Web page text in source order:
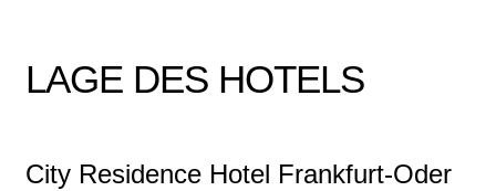
LAGE DES HOTELS
City Residence Hotel Frankfurt-Oder